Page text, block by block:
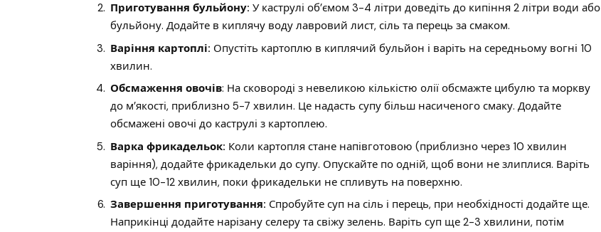
Приготування бульйону: У каструлі об’ємом 3-4 літри доведіть до кипіння 2 літри води або
бульйону. Додайте в киплячу воду лавровий лист, сіль та перець за смаком.
Варіння картоплі: Опустіть картоплю в киплячий бульйон і варіть на середньому вогні 10
хвилин.
Обсмаження овочів: На сковороді з невеликою кількістю олії обсмажте цибулю та моркву
до м’якості, приблизно 5-7 хвилин. Це надасть супу більш насиченого смаку. Додайте
обсмажені овочі до каструлі з картоплею.
Варка фрикадельок: Коли картопля стане напівготовою (приблизно через 10 хвилин
варіння), додайте фрикадельки до супу. Опускайте по одній, щоб вони не злиплися. Варіть
суп ще 10-12 хвилин, поки фрикадельки не спливуть на поверхню.
Завершення приготування: Спробуйте суп на сіль і перець, при необхідності додайте ще.
Наприкінці додайте нарізану селеру та свіжу зелень. Варіть суп ще 2-3 хвилини, потім